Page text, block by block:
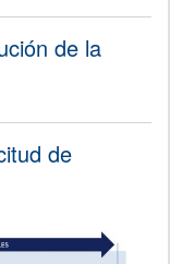
de la
de